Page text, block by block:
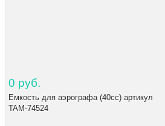
0 руб.
Емкость для аэрографа (40cc) артикул
TAM-74524